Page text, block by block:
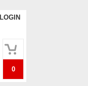
LOGIN
0